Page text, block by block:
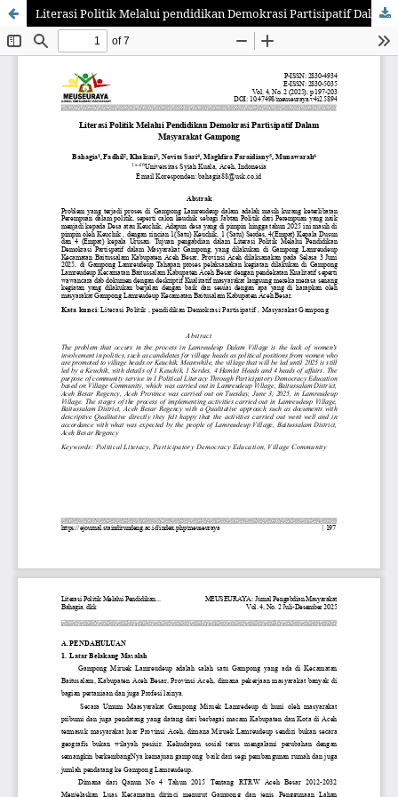
Literasi Politik Melalui pendidikan Demokrasi Partisipatif Dalam Masyarakat Gampong